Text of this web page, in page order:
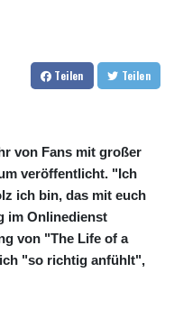
Teilen Teilen
von Fans mit großer
veröffentlicht. "Ich
ich bin, das mit euch
im Onlinedienst
von "The Life of a
"so richtig anfühlt",